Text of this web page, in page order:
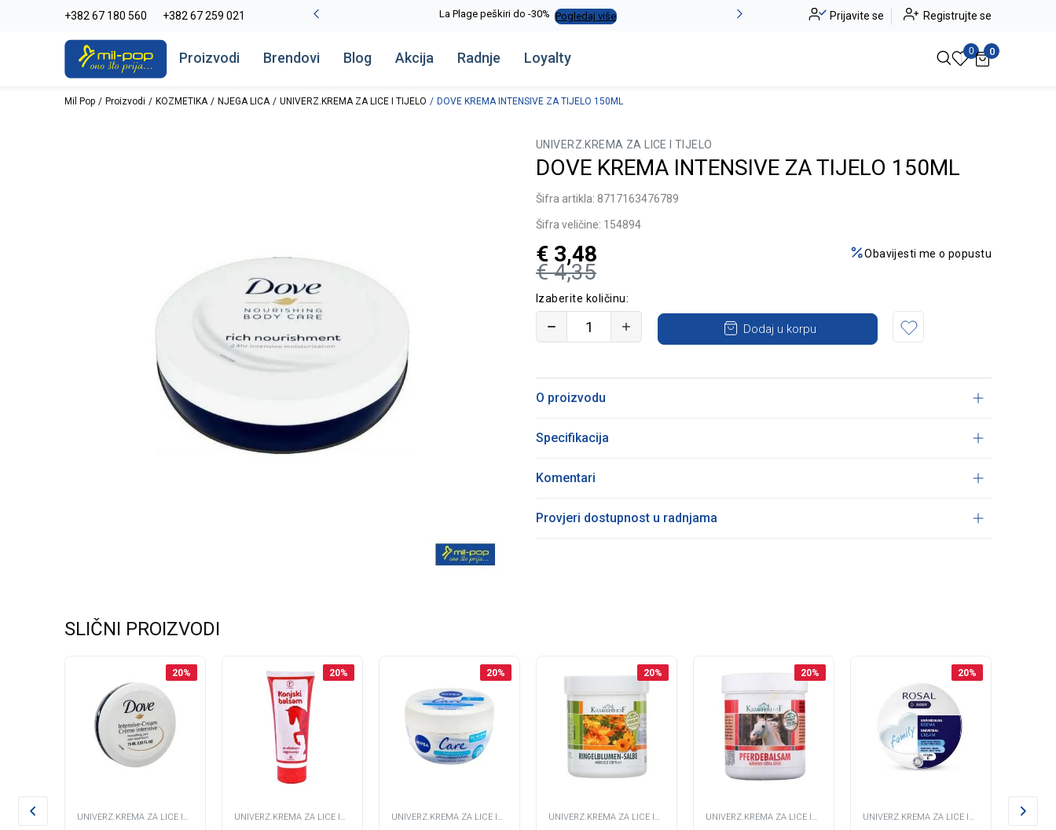
+382 67 180 560 +382 67 259 021
-20% na kompletan asortiman Pogledaj više La Plage peškiri do -30% Pogledaj više Alma Ras do -50% Pogledaj više
Prijavite se Registrujte se
Proizvodi Brendovi Blog Akcija Radnje Loyalty 0 0
Mil Pop Proizvodi KOZMETIKA NJEGA LICA UNIVERZ.KREMA ZA LICE I TIJELO DOVE KREMA INTENSIVE ZA TIJELO 150ML
UNIVERZ.KREMA ZA LICE I TIJELO
DOVE KREMA INTENSIVE ZA TIJELO 150ML
Šifra artikla: 8717163476789
Šifra veličine: 154894
€ 4,35
€ 3,48 Obavijesti me o popustu
Izaberite količinu:
Dodaj u korpu
O proizvodu
Specifikacija
Komentari
Provjeri dostupnost u radnjama
SLIČNI PROIZVODI
20%
UNIVERZ.KREMA ZA LICE I
20%
UNIVERZ.KREMA ZA LICE I
20%
UNIVERZ.KREMA ZA LICE I
20%
UNIVERZ.KREMA ZA LICE I
20%
UNIVERZ.KREMA ZA LICE I
20%
UNIVERZ.KREMA ZA LICE I